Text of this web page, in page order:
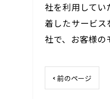
社を利用して
着したサービ
社で、お客様の
< 前のページ